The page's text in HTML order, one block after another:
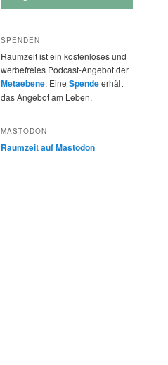
SPENDEN
Raumzeit ist ein kostenloses und
werbefreies Podcast-Angebot der
Metaebene. Eine Spendeerhält
das Angebot am Leben.
MASTODON
Raumzeit auf Mastodon